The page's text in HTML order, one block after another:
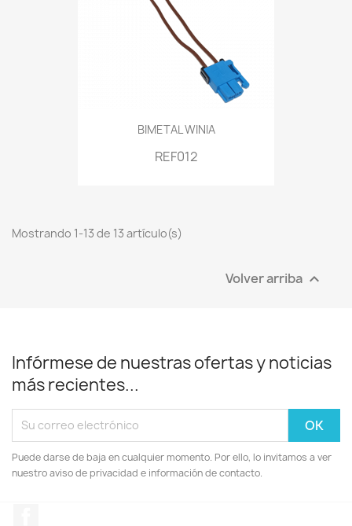
BIMETAL WINIA
REF012
Mostrando 1-13 de 13 artículo(s)
Volver arriba 
Infórmese de nuestras ofertas y noticias
más recientes...
Puede darse de baja en cualquier momento. Por ello, lo invitamos a ver
nuestro aviso de privacidad e información de contacto.